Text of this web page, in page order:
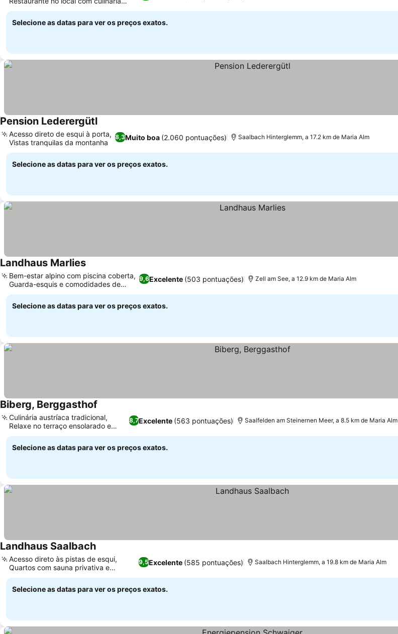
regional
Selecione as datas para ver os preços exatos.
Pension LederergütlVer preços
8,3Muito boa (2.060 pontuações)
Acesso direto de esqui à porta,
Vistas tranquilas da montanha
Saalbach Hinterglemm, a 17.2 km de Maria Alm
Selecione as datas para ver os preços exatos.
Landhaus MarliesVer preços
9,6Excelente (503 pontuações)
Bem-estar alpino com piscina coberta,
Guarda-esquis e comodidades de
inverno
Zell am See, a 12.9 km de Maria Alm
Selecione as datas para ver os preços exatos.
Biberg, Berggasthof
8,7Excelente (563 pontuações)
Culinária austríaca tradicional,
Relaxe no terraço ensolarado e
charmoso
Saalfelden am Steinernen Meer, a 8.5 km de Maria Alm
Selecione as datas para ver os preços exatos.
Landhaus SaalbachVer preços
9,5Excelente (585 pontuações)
Acesso direto às pistas de esqui,
Quartos com sauna privativa e
hidromassagem
Saalbach Hinterglemm, a 19.8 km de Maria Alm
Selecione as datas para ver os preços exatos.